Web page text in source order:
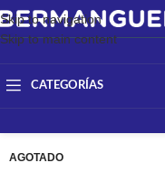
Skip to navigation
Skip to main content
CATEGORÍAS
AGOTADO